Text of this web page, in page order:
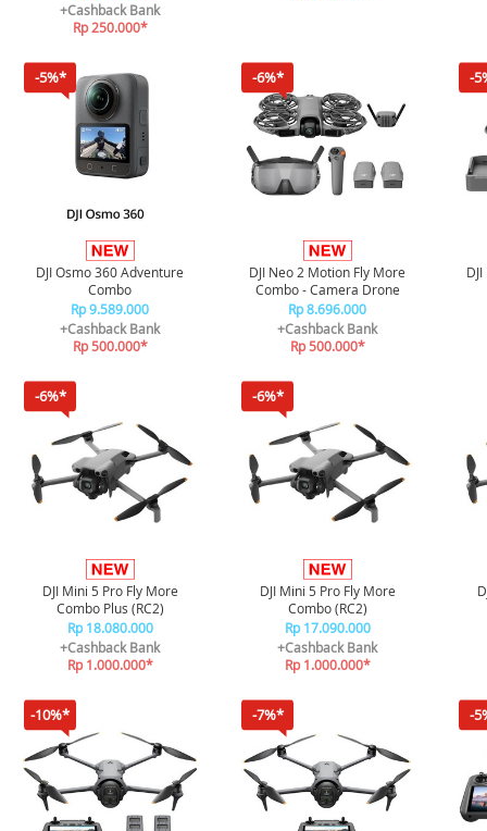
+Cashback Bank
Rp 250.000*
-5%*
DJI Osmo 360 Adventure
Combo
Rp 9.589.000
+Cashback Bank
Rp 500.000*
-6%*
DJI Neo 2 Motion Fly More
Combo - Camera Drone
Rp 8.696.000
+Cashback Bank
Rp 500.000*
-
-6%*
DJI Mini 5 Pro Fly More
Combo Plus (RC2)
Rp 18.080.000
+Cashback Bank
Rp 1.000.000*
-6%*
DJI Mini 5 Pro Fly More
Combo (RC2)
Rp 17.090.000
+Cashback Bank
Rp 1.000.000*
-10%* -7%* -